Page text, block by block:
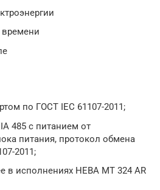
времени
по ГОСТ IEC 61107-2011;
485 с питанием от
питания, протокол обмена
2011;
в исполнениях НЕВА МТ 324 AR